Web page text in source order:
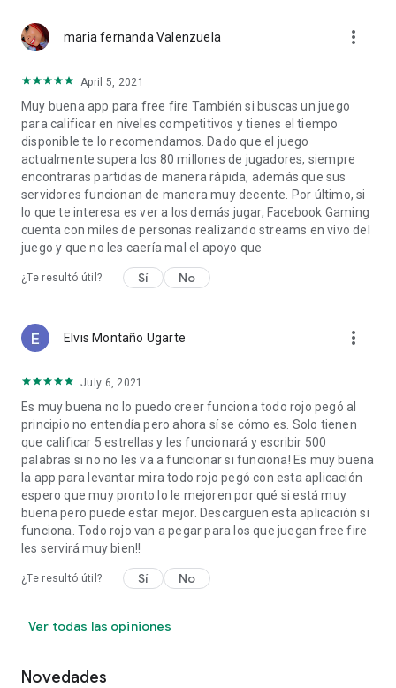
maria fernanda Valenzuela more_vert
April 5, 2021
Muy buena app para free fire También si buscas un juego
para calificar en niveles competitivos y tienes el tiempo
disponible te lo recomendamos. Dado que el juego
actualmente supera los 80 millones de jugadores, siempre
encontraras partidas de manera rápida, además que sus
servidores funcionan de manera muy decente. Por último, si
lo que te interesa es ver a los demás jugar, Facebook Gaming
cuenta con miles de personas realizando streams en vivo del
juego y que no les caería mal el apoyo que
¿Te resultó útil? Sí No
Elvis Montaño Ugarte more_vert
July 6, 2021
Es muy buena no lo puedo creer funciona todo rojo pegó al
principio no entendía pero ahora sí se cómo es. Solo tienen
que calificar 5 estrellas y les funcionará y escribir 500
palabras si no no les va a funcionar si funciona! Es muy buena
la app para levantar mira todo rojo pegó con esta aplicación
espero que muy pronto lo le mejoren por qué si está muy
buena pero puede estar mejor. Descarguen esta aplicación si
funciona. Todo rojo van a pegar para los que juegan free fire
les servirá muy bien!!
¿Te resultó útil? Sí No
Ver todas las opiniones
Novedades